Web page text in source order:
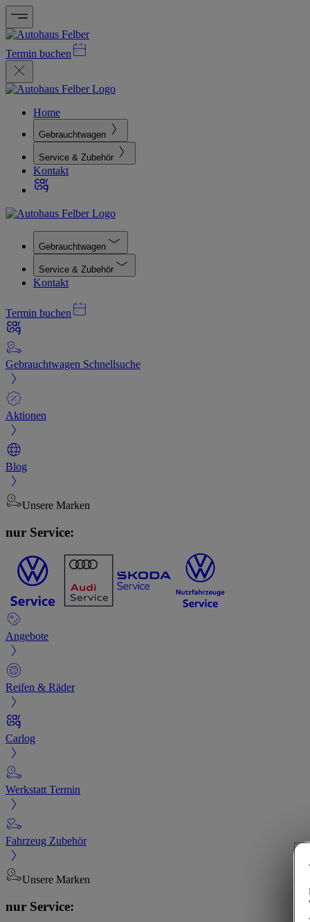
Termin buchen
Home
Gebrauchtwagen
Service & Zubehör
Kontakt
Gebrauchtwagen
Service & Zubehör
Kontakt
Termin buchen
Gebrauchtwagen Schnellsuche
Aktionen
Blog
Unsere Marken
nur Service:
Angebote
Reifen & Räder
Carlog
Werkstatt Termin
Fahrzeug Zubehör
Unsere Marken
nur Service: